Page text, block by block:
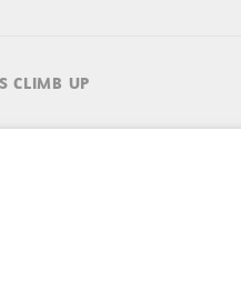
CLIMB UP